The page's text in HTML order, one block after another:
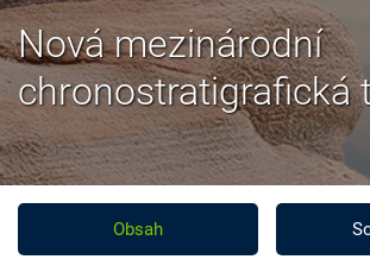
Nová mezinárodní
chronostratigrafická
Obsah